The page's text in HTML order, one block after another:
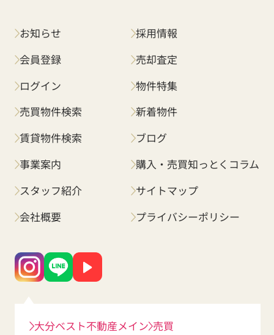
お知らせ
会員登録
ログイン
売買物件検索
賃貸物件検索
事業案内
スタッフ紹介
会社概要
採用情報
売却査定
物件特集
新着物件
ブログ
購入・売買知っとくコラム
サイトマップ
プライバシーポリシー
大分ベスト不動産メイン 売買